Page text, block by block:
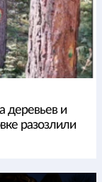
деревьев и
разозлили